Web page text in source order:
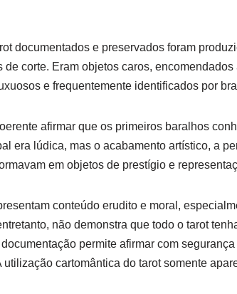
documentados e preservados foram
de corte. Eram objetos caros,
e frequentemente identificados por
afirmar que os primeiros baralhos
era lúdica, mas o acabamento artístico, a
em objetos de prestígio e
conteúdo erudito e moral,
não demonstra que todo o tarot
permite afirmar com
utilização cartomântica do tarot somente